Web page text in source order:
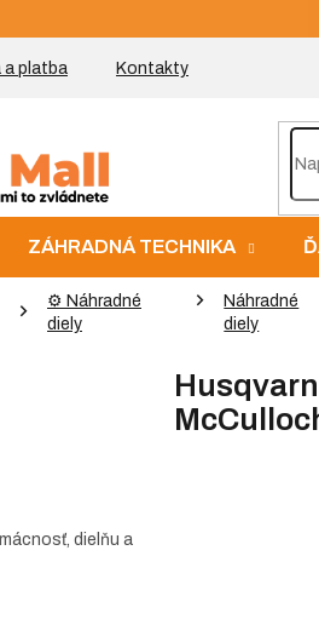
a platba Kontakty
ZÁHRADNÁ TECHNIKA
⚙️ Náhradné
diely
Náhradné
diely
dielňu a